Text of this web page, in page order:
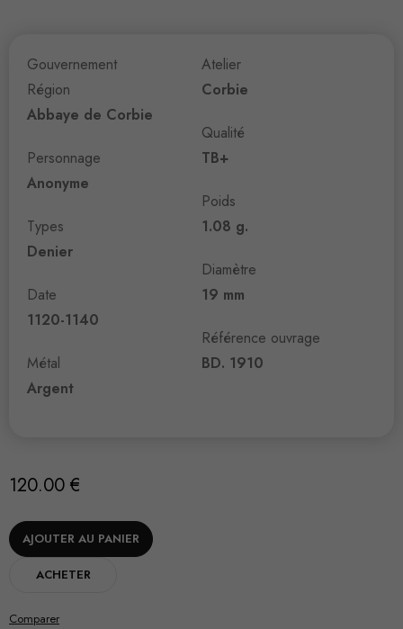
Gouvernement
Région
Abbaye de Corbie
Personnage
Anonyme
Types
Denier
Date
1120-1140
Métal
Argent
Atelier
Corbie
Qualité
TB+
Poids
1.08 g.
Diamètre
19 mm
Référence ouvrage
BD. 1910
120.00 €
AJOUTER AU PANIER
ACHETER
Comparer